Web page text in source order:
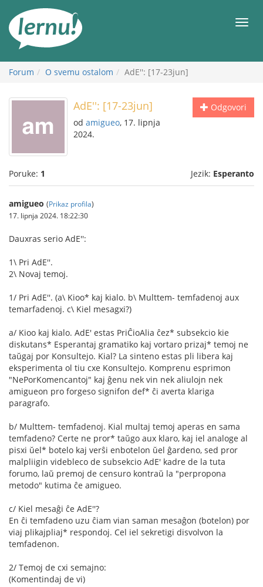
Meni
Forum O svemu ostalom AdE'': [17-23jun]
Odgovori
AdE'': [17-23jun]
od amigueo, 17. lipnja
2024.
Poruke: 1 Jezik: Esperanto
amigueo (Prikaz profila)
17. lipnja 2024. 18:22:30
Dauxras serio AdE'':
1\ Pri AdE''.
2\ Novaj temoj.
1/ Pri AdE''. (a\ Kioo* kaj kialo. b\ Multtem- temfadenoj aux
temarfadenoj. c\ Kiel mesagxi?)
a/ Kioo kaj kialo. AdE' estas PriĈioAlia ĉez* subsekcio kie
diskutans* Esperantaj gramatiko kaj vortaro prizaj* temoj ne
taŭgaj por Konsultejo. Kial? La sinteno estas pli libera kaj
eksperimenta ol tiu cxe Konsultejo. Komprenu esprimon
"NePorKomencantoj" kaj ĝenu nek vin nek aliulojn nek
amigueon pro forgeso signifon def* ĉi averta klariga
paragrafo.
b/ Multtem- temfadenoj. Kial multaj temoj aperas en sama
temfadeno? Certe ne pror* taŭgo aux klaro, kaj iel analoge al
pisxi ŭel* botelo kaj verŝi enbotelon ŭel ĝardeno, sed pror
malpliigin videbleco de subsekcio AdE' kadre de la tuta
forumo, laŭ premoj de censuro kontraŭ la "perpropona
metodo" kutima ĉe amigueo.
c/ Kiel mesaĝi ĉe AdE''?
En ĉi temfadeno uzu ĉiam vian saman mesaĝon (botelon) por
viaj plikajpliaj* respondoj. Cel iel sekretigi disvolvon la
temfadenon.
2/ Temoj de cxi semajno:
(Komentindaj de vi)